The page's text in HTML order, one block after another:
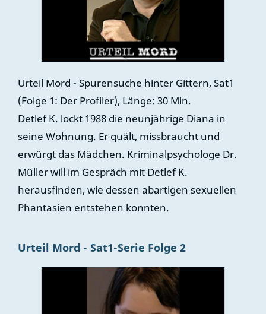
Urteil Mord - Spurensuche hinter Gittern, Sat1
(Folge 1: Der Profiler), Länge: 30 Min.
Detlef K. lockt 1988 die neunjährige Diana in
seine Wohnung. Er quält, missbraucht und
erwürgt das Mädchen. Kriminalpsychologe Dr.
Müller will im Gespräch mit Detlef K.
herausfinden, wie dessen abartigen sexuellen
Phantasien entstehen konnten.
Urteil Mord - Sat1-Serie Folge 2